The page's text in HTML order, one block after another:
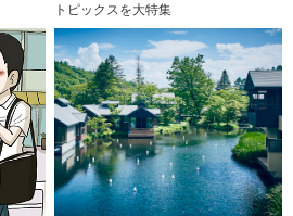
トピックスを大特集